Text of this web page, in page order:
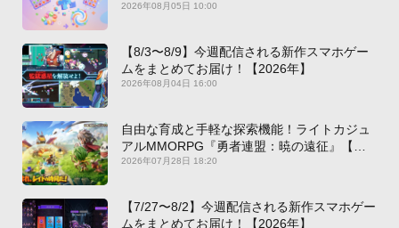
2026年08月05日 10:00
【8/3〜8/9】今週配信される新作スマホゲー
ムをまとめてお届け！【2026年】
2026年08月04日 16:00
自由な育成と手軽な探索機能！ライトカジュ
アルMMORPG『勇者連盟：暁の遠征』【最
新作PICKUP】
2026年07月28日 18:20
【7/27〜8/2】今週配信される新作スマホゲー
ムをまとめてお届け！【2026年】